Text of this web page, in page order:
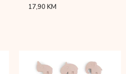
17,90KM